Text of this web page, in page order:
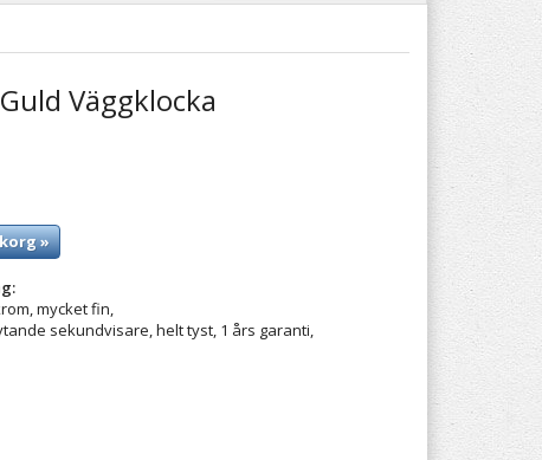
Väggklocka
»
mycket fin,
sekundvisare, helt tyst, 1 års garanti,